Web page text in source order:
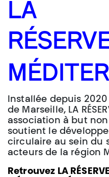
LA
Installée depuis
de Marseille, LA
association à but
soutient le
circulaire au sein du
acteurs de la région
Retrouvez LA